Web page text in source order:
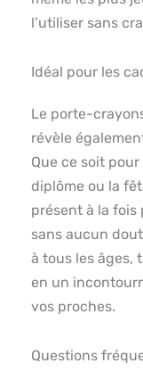
l’utiliser sans
Idéal pour les
Le porte-
révèle
Que ce soit
diplôme ou la
présent à la
sans aucun
à tous les âges,
en un
vos proches.
Questions